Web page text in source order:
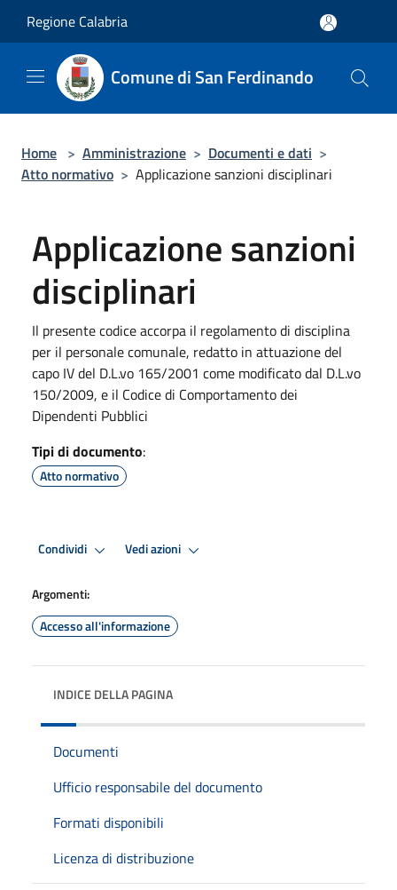
Regione Calabria
Comune di San Ferdinando
Home > Amministrazione > Documenti e dati >
Atto normativo > Applicazione sanzioni disciplinari
Applicazione sanzioni
disciplinari
Il presente codice accorpa il regolamento di disciplina
per il personale comunale, redatto in attuazione del
capo IV del D.L.vo 165/2001 come modificato dal D.L.vo
150/2009, e il Codice di Comportamento dei
Dipendenti Pubblici
Tipi di documento:
Atto normativo
Condividi Vedi azioni
Argomenti:
Accesso all'informazione
INDICE DELLA PAGINA
Documenti
Ufficio responsabile del documento
Formati disponibili
Licenza di distribuzione